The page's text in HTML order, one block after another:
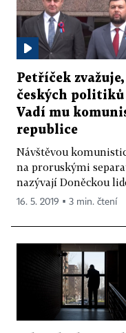
Petříček
českých politiků
Vadí mu
republice
Návštěvou
na proruskými
nazývají Doněckou
16. 5. 2019 ▪ 3 min. čtení